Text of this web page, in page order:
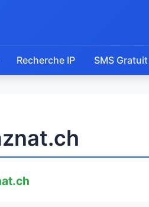
Recherche IP SMS Gratuit